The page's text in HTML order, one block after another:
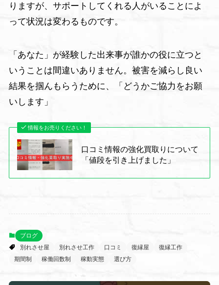
りますが、サポートしてくれる人がいることによ
って状況は変わるものです。
「あなた」が経験した出来事が誰かの役に立つと
いうことは間違いありません。被害を減らし良い
結果を掴んもらうために、「どうかご協力をお願
いします」
情報をお売りください！
口コミ情報の強化買取りについて
「値段を引き上げました」
ブログ
別れさせ屋
別れさせ工作 口コミ 復縁屋
復縁工作
期間制
稼働回数制 稼動実態 選び方